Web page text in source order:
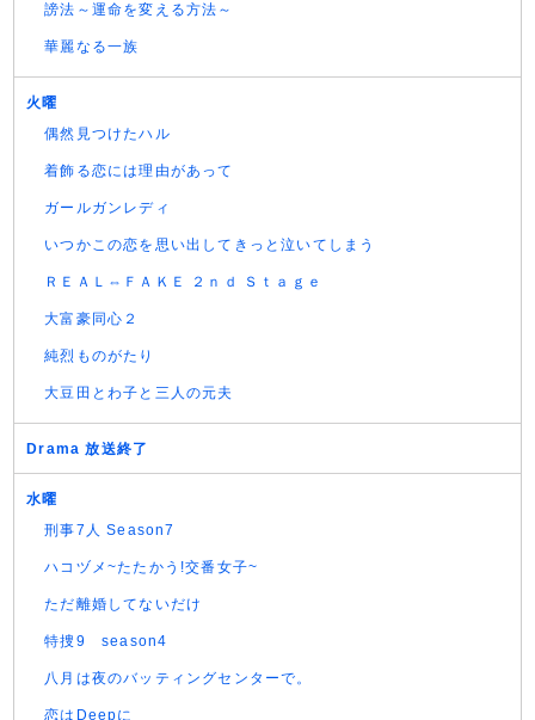
謗法～運命を変える方法～
華麗なる一族
火曜
偶然見つけたハル
着飾る恋には理由があって
ガールガンレディ
いつかこの恋を思い出してきっと泣いてしまう
ＲＥＡＬ⇔ＦＡＫＥ ２ｎｄ Ｓｔａｇｅ
大富豪同心２
純烈ものがたり
大豆田とわ子と三人の元夫
Drama 放送終了
水曜
刑事7人 Season7
ハコヅメ~たたかう!交番女子~
ただ離婚してないだけ
特捜9 season4
八月は夜のバッティングセンターで。
恋はDeepに